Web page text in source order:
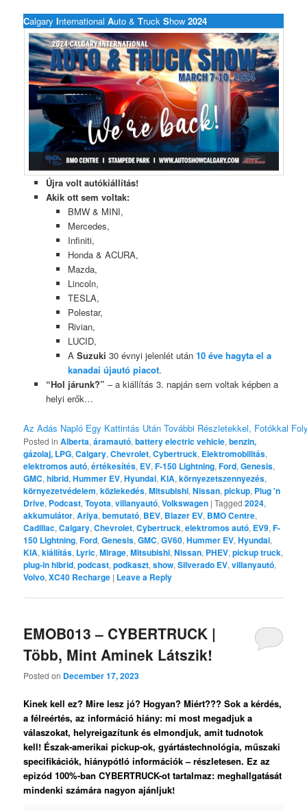
CalgaryInternationalAuto &TruckShow2024
Újra volt autókiállítás!
Akik ott sem voltak:
BMW & MINI,
Mercedes,
Infiniti,
Honda & ACURA,
Mazda,
Lincoln,
TESLA,
Polestar,
Rivian,
LUCID,
ASuzuki 30 évnyi jelenlét után10 éve hagyta el a
kanadai újautó piacot.
“Hol járunk?” – a kiállítás 3. napján sem voltak képben a
helyi erők…
Az Adás Napló Egy Kattintás Után További Részletekkel, Fotókkal
Posted in Alberta,áramautó,battery electric vehicle,benzin,
gázolaj, LPG,Calgary,Chevrolet,Cybertruck, Elektromobilitás,
elektromos autó,értékesítés, EV,F-150 Lightning,Ford,Genesis,
GMC,hibrid,Hummer EV,Hyundai,KIA,környezetszennyezés,
környezetvédelem,közlekedés,Mitsubishi,Nissan,pickup, Plug 'n
Drive, Podcast,Toyota,villanyautó,Volkswagen |Tagged 2024,
akkumulátor,Ariya,bemutató, BEV, Blazer EV, BMO Centre,
Cadillac,Calgary,Chevrolet,Cybertruck,elektromos autó, EV9,F-
150 Lightning,Ford,Genesis,GMC,GV60,Hummer EV,Hyundai,
KIA,kiállítás, Lyric,Mirage,Mitsubishi,Nissan, PHEV,pickup truck,
plug-in hibrid,podcast,podkaszt,show,Silverado EV,villanyautó,
Volvo,XC40 Recharge | Leave a Reply
EMOB013 – CYBERTRUCK |
Több, Mint Aminek Látszik!
Posted on December 17, 2023
Kinek kell ez? Mire lesz jó? Hogyan? Miért??? Sok a kérdés,
a félreértés, az információ hiány: mi most megadjuk a
válaszokat, helyreigazítunk és elmondjuk, amit tudnotok
kell! Észak-amerikai pickup-ok, gyártástechnológia, műszaki
specifikációk, hiánypótló információk – részletesen. Ez az
epizód 100%-ban CYBERTRUCK-ot tartalmaz: meghallgatását
mindenki számára nagyon ajánljuk!